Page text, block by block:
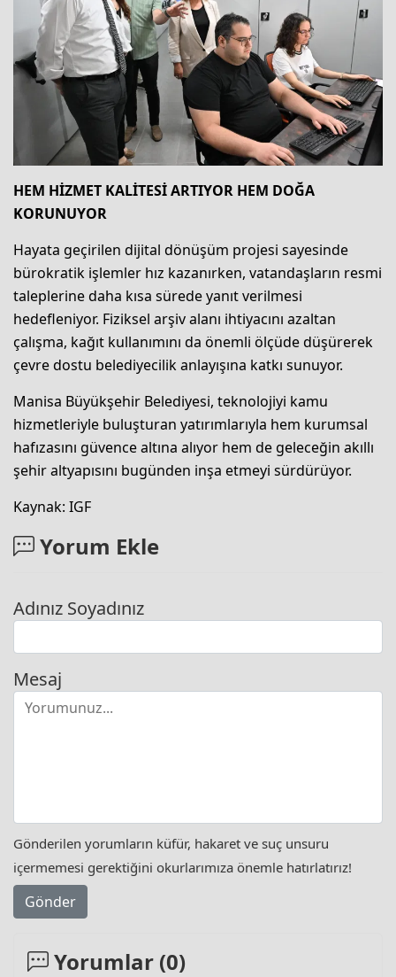
HEM HİZMET KALİTESİ ARTIYOR HEM DOĞA
KORUNUYOR
Hayata geçirilen dijital dönüşüm projesi sayesinde
bürokratik işlemler hız kazanırken, vatandaşların resmi
taleplerine daha kısa sürede yanıt verilmesi
hedefleniyor. Fiziksel arşiv alanı ihtiyacını azaltan
çalışma, kağıt kullanımını da önemli ölçüde düşürerek
çevre dostu belediyecilik anlayışına katkı sunuyor.
Manisa Büyükşehir Belediyesi, teknolojiyi kamu
hizmetleriyle buluşturan yatırımlarıyla hem kurumsal
hafızasını güvence altına alıyor hem de geleceğin akıllı
şehir altyapısını bugünden inşa etmeyi sürdürüyor.
Kaynak: IGF
Yorum Ekle
Adınız Soyadınız
Mesaj
Gönderilen yorumların küfür, hakaret ve suç unsuru
içermemesi gerektiğini okurlarımıza önemle hatırlatırız!
Gönder
Yorumlar (0)